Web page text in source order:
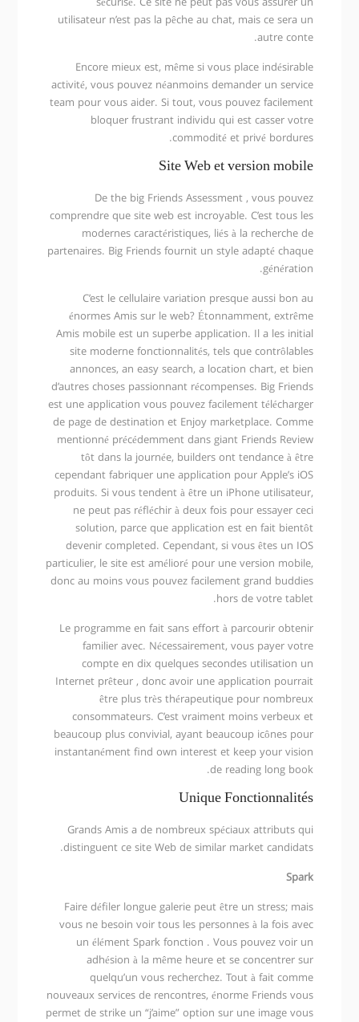
utilisateur n’est pas la pêche au chat, mais ce sera un
autre conte.
Encore mieux est, même si vous place indésirable
activité, vous pouvez néanmoins demander un service
team pour vous aider. Si tout, vous pouvez facilement
bloquer frustrant individu qui est casser votre
commodité et privé bordures.
Site Web et version mobile
De the big Friends Assessment , vous pouvez
comprendre que site web est incroyable. C’est tous les
modernes caractéristiques, liés à la recherche de
partenaires. Big Friends fournit un style adapté chaque
génération.
C’est le cellulaire variation presque aussi bon au
énormes Amis sur le web? Étonnamment, extrême
Amis mobile est un superbe application. Il a les initial
site moderne fonctionnalités, tels que contrôlables
annonces, an easy search, a location chart, et bien
d’autres choses passionnant récompenses. Big Friends
est une application vous pouvez facilement télécharger
de page de destination et Enjoy marketplace. Comme
mentionné précédemment dans giant Friends Review
tôt dans la journée, builders ont tendance à être
cependant fabriquer une application pour Apple’s iOS
produits. Si vous tendent à être un iPhone utilisateur,
ne peut pas réfléchir à deux fois pour essayer ceci
solution, parce que application est en fait bientôt
devenir completed. Cependant, si vous êtes un IOS
particulier, le site est amélioré pour une version mobile,
donc au moins vous pouvez facilement grand buddies
hors de votre tablet.
Le programme en fait sans effort à parcourir obtenir
familier avec. Nécessairement, vous payer votre
compte en dix quelques secondes utilisation un
Internet prêteur , donc avoir une application pourrait
être plus très thérapeutique pour nombreux
consommateurs. C’est vraiment moins verbeux et
beaucoup plus convivial, ayant beaucoup icônes pour
instantanément find own interest et keep your vision
de reading long book.
Unique Fonctionnalités
Grands Amis a de nombreux spéciaux attributs qui
distinguent ce site Web de similar market candidats.
Spark
Faire défiler longue galerie peut être un stress; mais
vous ne besoin voir tous les personnes à la fois avec
un élément Spark fonction . Vous pouvez voir un
adhésion à la même heure et se concentrer sur
quelqu’un vous recherchez. Tout à fait comme
nouveaux services de rencontres, énorme Friends vous
permet de strike un “j’aime” option sur une image vous